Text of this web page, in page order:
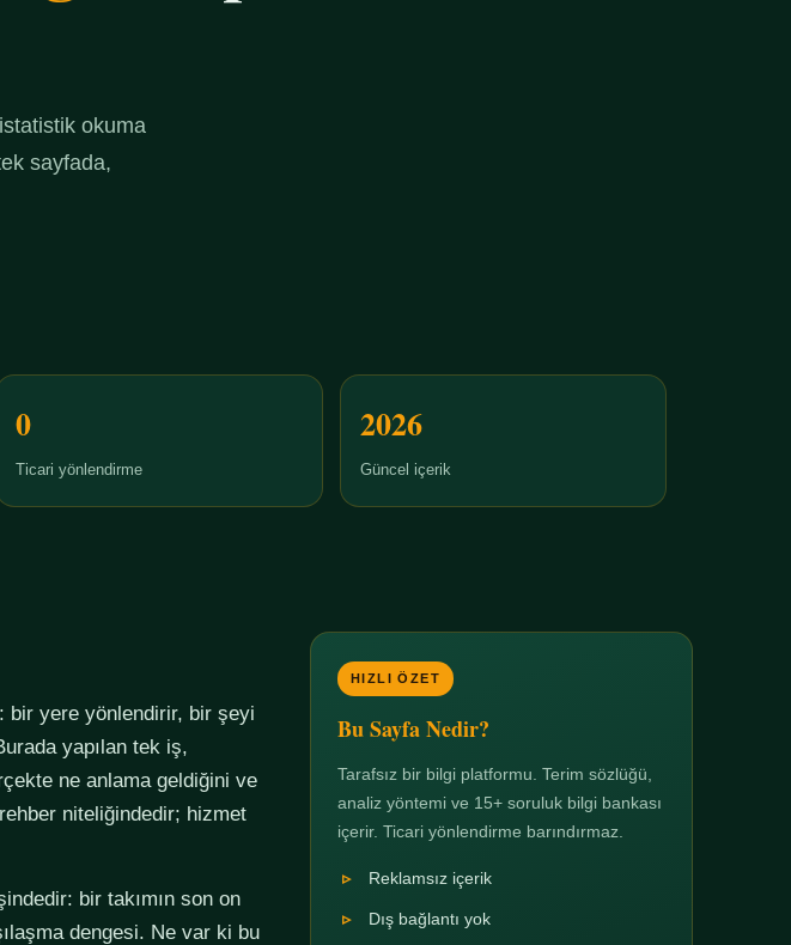
okuma
sayfada,
0
Ticari yönlendirme
2026
Güncel içerik
bir yere yönlendirir, bir şeyi
yapılan tek iş,
ne anlama geldiğini ve
rehber niteliğindedir; hizmet
bir takımın son on
dengesi. Ne var ki bu
HIZLI ÖZET
Bu Sayfa Nedir?
Tarafsız bir bilgi platformu. Terim sözlüğü,
analiz yöntemi ve 15+ soruluk bilgi bankası
içerir. Ticari yönlendirme barındırmaz.
Reklamsız içerik
Dış bağlantı yok